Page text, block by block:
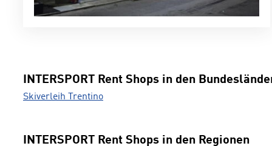
INTERSPORT Rent Shops in den
Skiverleih Trentino
INTERSPORT Rent Shops in den Regionen